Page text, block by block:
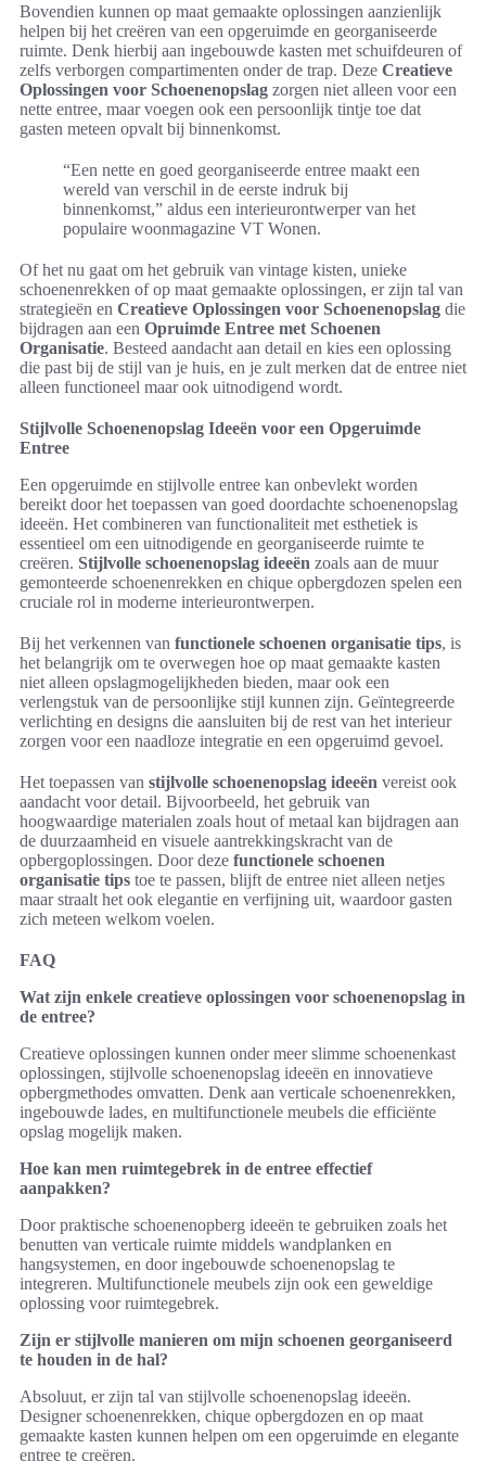
Bovendien kunnen op maat gemaakte oplossingen aanzienlijk
helpen bij het creëren van een opgeruimde en georganiseerde
ruimte. Denk hierbij aan ingebouwde kasten met schuifdeuren of
zelfs verborgen compartimenten onder de trap. Deze Creatieve
Oplossingen voor Schoenenopslag zorgen niet alleen voor een
nette entree, maar voegen ook een persoonlijk tintje toe dat
gasten meteen opvalt bij binnenkomst.
“Een nette en goed georganiseerde entree maakt een
wereld van verschil in de eerste indruk bij
binnenkomst,” aldus een interieurontwerper van het
populaire woonmagazine VT Wonen.
Of het nu gaat om het gebruik van vintage kisten, unieke
schoenenrekken of op maat gemaakte oplossingen, er zijn tal van
strategieën en Creatieve Oplossingen voor Schoenenopslag die
bijdragen aan een Opruimde Entree met Schoenen
Organisatie. Besteed aandacht aan detail en kies een oplossing
die past bij de stijl van je huis, en je zult merken dat de entree niet
alleen functioneel maar ook uitnodigend wordt.
Stijlvolle Schoenenopslag Ideeën voor een Opgeruimde
Entree
Een opgeruimde en stijlvolle entree kan onbevlekt worden
bereikt door het toepassen van goed doordachte schoenenopslag
ideeën. Het combineren van functionaliteit met esthetiek is
essentieel om een uitnodigende en georganiseerde ruimte te
creëren. Stijlvolle schoenenopslag ideeën zoals aan de muur
gemonteerde schoenenrekken en chique opbergdozen spelen een
cruciale rol in moderne interieurontwerpen.
Bij het verkennen van functionele schoenen organisatie tips, is
het belangrijk om te overwegen hoe op maat gemaakte kasten
niet alleen opslagmogelijkheden bieden, maar ook een
verlengstuk van de persoonlijke stijl kunnen zijn. Geïntegreerde
verlichting en designs die aansluiten bij de rest van het interieur
zorgen voor een naadloze integratie en een opgeruimd gevoel.
Het toepassen van stijlvolle schoenenopslag ideeën vereist ook
aandacht voor detail. Bijvoorbeeld, het gebruik van
hoogwaardige materialen zoals hout of metaal kan bijdragen aan
de duurzaamheid en visuele aantrekkingskracht van de
opbergoplossingen. Door deze functionele schoenen
organisatie tips toe te passen, blijft de entree niet alleen netjes
maar straalt het ook elegantie en verfijning uit, waardoor gasten
zich meteen welkom voelen.
FAQ
Wat zijn enkele creatieve oplossingen voor schoenenopslag in
de entree?
Creatieve oplossingen kunnen onder meer slimme schoenenkast
oplossingen, stijlvolle schoenenopslag ideeën en innovatieve
opbergmethodes omvatten. Denk aan verticale schoenenrekken,
ingebouwde lades, en multifunctionele meubels die efficiënte
opslag mogelijk maken.
Hoe kan men ruimtegebrek in de entree effectief
aanpakken?
Door praktische schoenenopberg ideeën te gebruiken zoals het
benutten van verticale ruimte middels wandplanken en
hangsystemen, en door ingebouwde schoenenopslag te
integreren. Multifunctionele meubels zijn ook een geweldige
oplossing voor ruimtegebrek.
Zijn er stijlvolle manieren om mijn schoenen georganiseerd
te houden in de hal?
Absoluut, er zijn tal van stijlvolle schoenenopslag ideeën.
Designer schoenenrekken, chique opbergdozen en op maat
gemaakte kasten kunnen helpen om een opgeruimde en elegante
entree te creëren.